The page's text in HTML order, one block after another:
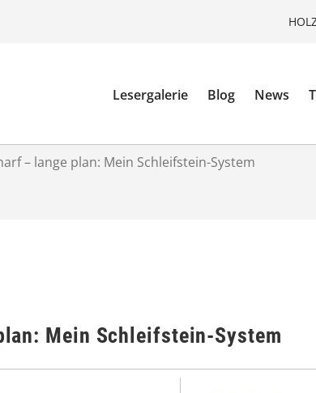
Lesergalerie Blog News
– lange plan: Mein Schleifstein-System
Mein Schleifstein-System